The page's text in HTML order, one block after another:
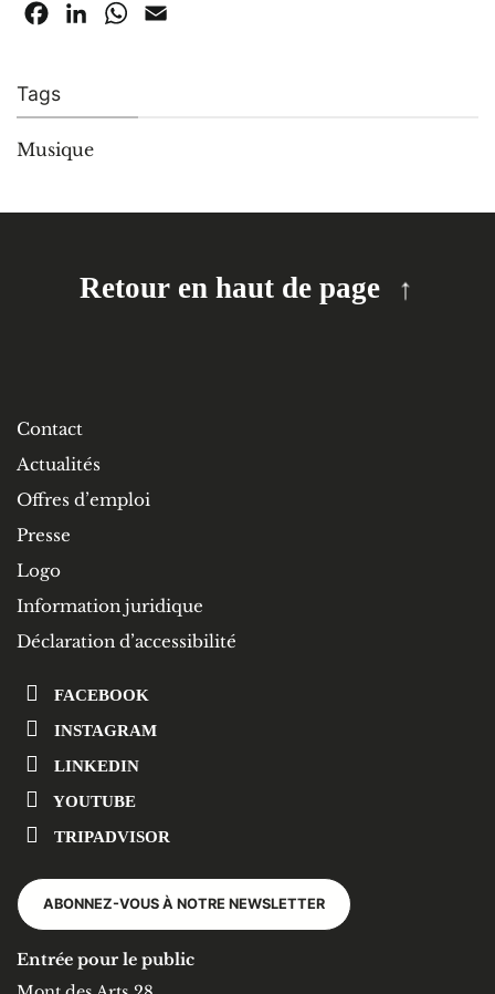
FacebookLinkedInWhatsApp
Tags
Musique
Retour en haut de page
Contact
Actualités
Offres d’emploi
Presse
Logo
Information juridique
Déclaration d’accessibilité
FACEBOOK
INSTAGRAM
LINKEDIN
YOUTUBE
TRIPADVISOR
ABONNEZ-VOUS À NOTRE NEWSLETTER
Entrée pour le public